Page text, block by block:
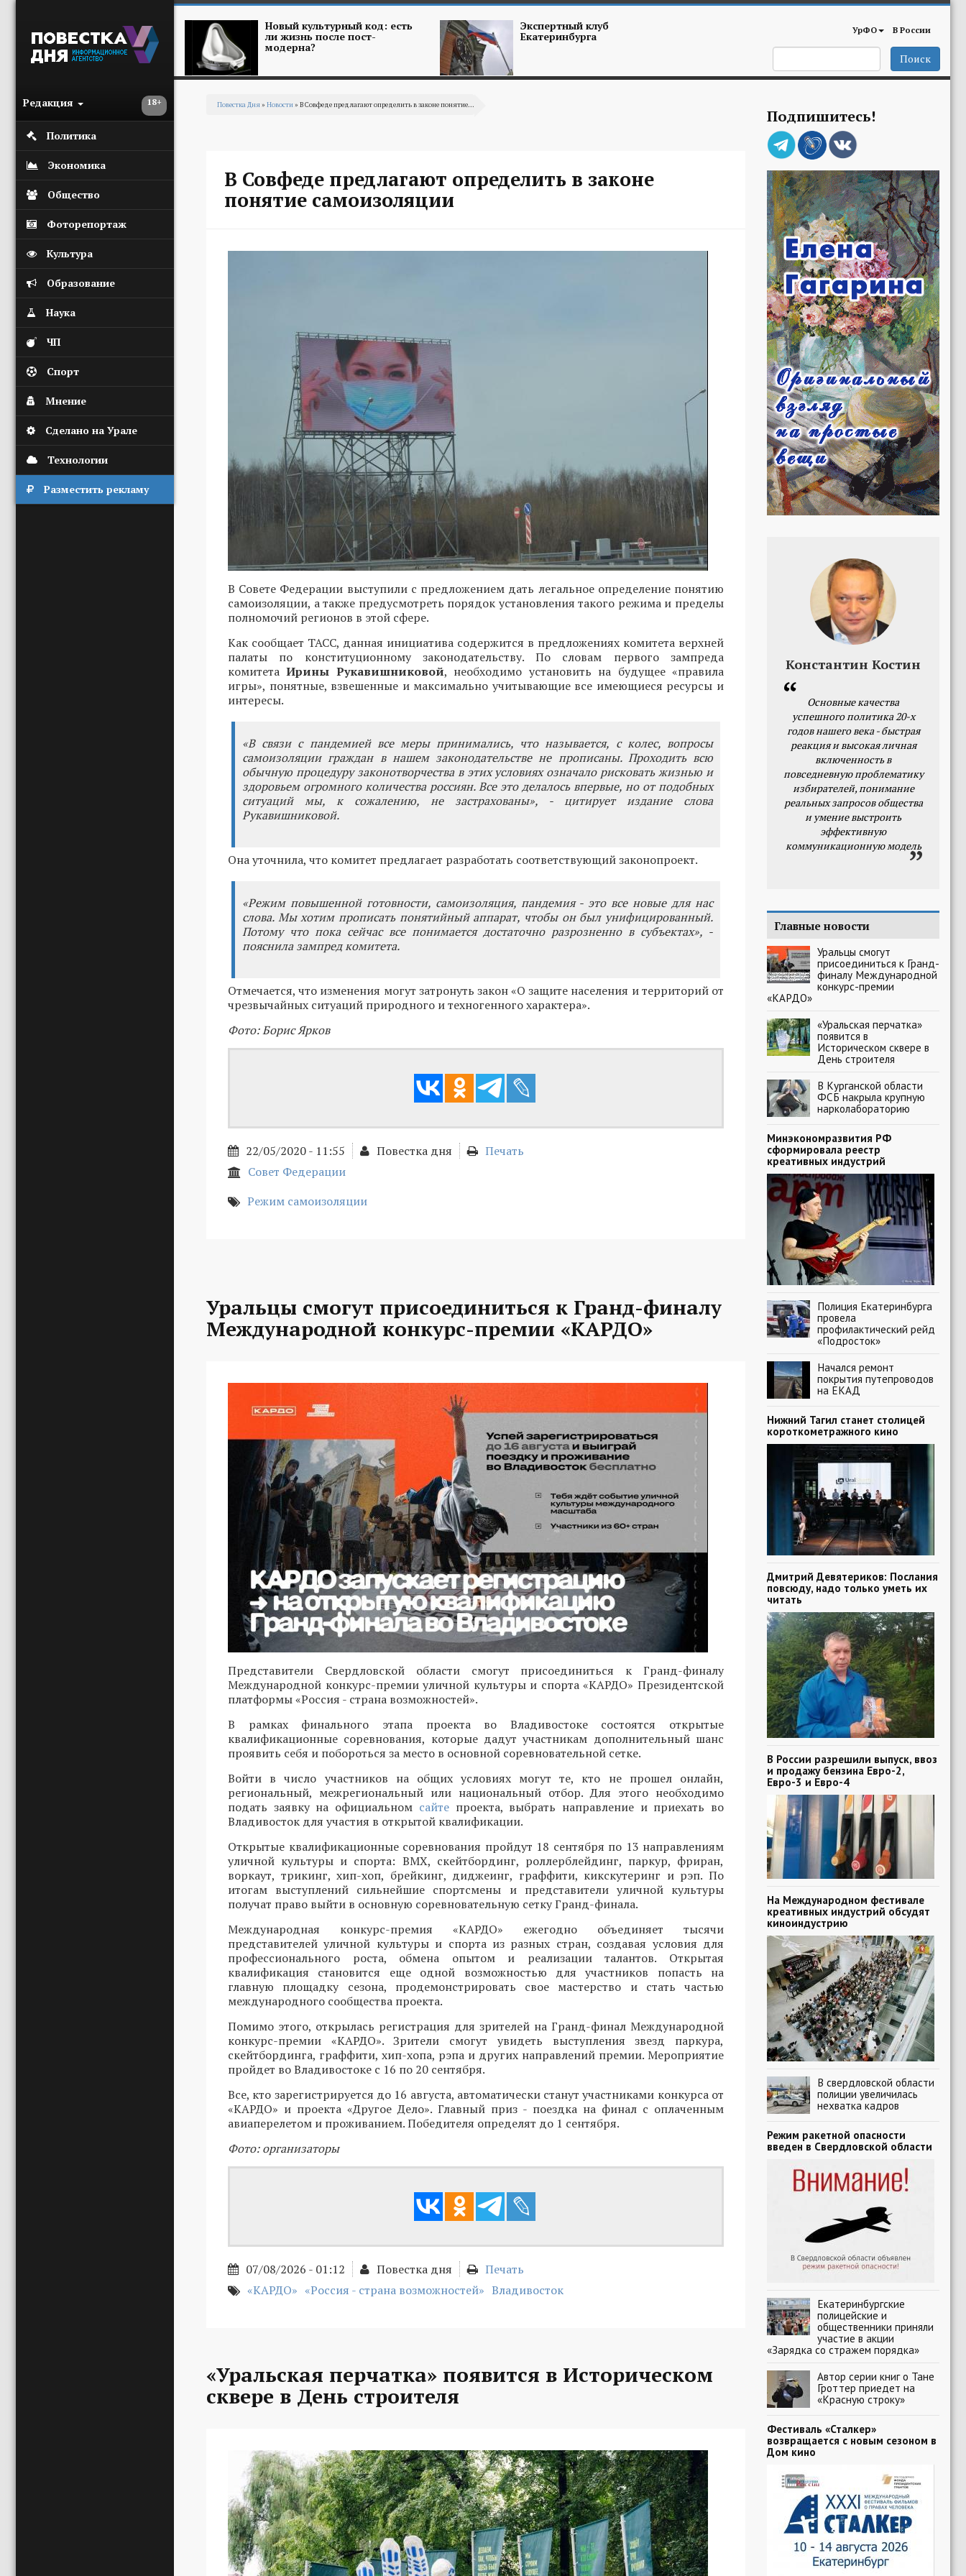
18+
Редакция
Политика
Экономика
Общество
Фоторепортаж
Культура
Образование
Наука
ЧП
Спорт
Мнение
Сделано на Урале
Технологии
Разместить рекламу
Новый культурный код: есть
ли жизнь после пост-
модерна?
Экспертный клуб
Екатеринбурга УрФО В России
Поиск
Повестка Дня» Новости» В Совфеде предлагают определить в законе понятие...
В Совфеде предлагают определить в законе
понятие самоизоляции
В Совете Федерации выступили с предложением дать легальное определение понятию
самоизоляции, а также предусмотреть порядок установления такого режима и пределы
полномочий регионов в этой сфере.
Как сообщает ТАСС, данная инициатива содержится в предложениях комитета верхней
палаты по конституционному законодательству. По словам первого зампреда
комитетаИрины Рукавишниковой, необходимо установить на будущее «правила
игры», понятные, взвешенные и максимально учитывающие все имеющиеся ресурсы и
интересы.
«В связи с пандемией все меры принимались, что называется, с колес, вопросы
самоизоляции граждан в нашем законодательстве не прописаны. Проходить всю
обычную процедуру законотворчества в этих условиях означало рисковать жизнью и
здоровьем огромного количества россиян. Все это делалось впервые, но от подобных
ситуаций мы, к сожалению, не застрахованы», - цитирует издание слова
Рукавишниковой.
Она уточнила, что комитет предлагает разработать соответствующий законопроект.
«Режим повышенной готовности, самоизоляция, пандемия - это все новые для нас
слова. Мы хотим прописать понятийный аппарат, чтобы он был унифицированный.
Потому что пока сейчас все понимается достаточно разрозненно в субъектах», -
пояснила зампред комитета.
Отмечается, что изменения могут затронуть закон «О защите населения и территорий от
чрезвычайных ситуаций природного и техногенного характера».
Фото: Борис Ярков
22/05/2020 - 11:55 Повестка дня
Печать
Совет Федерации
Режим самоизоляции
Уральцы смогут присоединиться к Гранд-финалу
Международной конкурс-премии «КАРДО»
Представители Свердловской области смогут присоединиться к Гранд-финалу
Международной конкурс-премии уличной культуры и спорта «КАРДО» Президентской
платформы «Россия - страна возможностей».
В рамках финального этапа проекта во Владивостоке состоятся открытые
квалификационные соревнования, которые дадут участникам дополнительный шанс
проявить себя и побороться за место в основной соревновательной сетке.
Войти в число участников на общих условиях могут те, кто не прошел онлайн,
региональный, межрегиональный или национальный отбор. Для этого необходимо
подать заявку на официальном сайтепроекта, выбрать направление и приехать во
Владивосток для участия в открытой квалификации.
Открытые квалификационные соревнования пройдут 18 сентября по 13 направлениям
уличной культуры и спорта: BMX, скейтбординг, роллерблейдинг, паркур, фриран,
воркаут, трикинг, хип-хоп, брейкинг, диджеинг, граффити, кикскутеринг и рэп. По
итогам выступлений сильнейшие спортсмены и представители уличной культуры
получат право выйти в основную соревновательную сетку Гранд-финала.
Международная конкурс-премия «КАРДО» ежегодно объединяет тысячи
представителей уличной культуры и спорта из разных стран, создавая условия для
профессионального роста, обмена опытом и реализации талантов. Открытая
квалификация становится еще одной возможностью для участников попасть на
главную площадку сезона, продемонстрировать свое мастерство и стать частью
международного сообщества проекта.
Помимо этого, открылась регистрация для зрителей на Гранд-финал Международной
конкурс-премии «КАРДО». Зрители смогут увидеть выступления звезд паркура,
скейтбординга, граффити, хип-хопа, рэпа и других направлений премии. Мероприятие
пройдет во Владивостоке с 16 по 20 сентября.
Все, кто зарегистрируется до 16 августа, автоматически станут участниками конкурса от
«КАРДО» и проекта «Другое Дело». Главный приз - поездка на финал с оплаченным
авиаперелетом и проживанием. Победителя определят до 1 сентября.
Фото: организаторы
07/08/2026 - 01:12 Повестка дня
Печать
«КАРДО» «Россия - страна возможностей» Владивосток
«Уральская перчатка» появится в Историческом
сквере в День строителя
Подпишитесь!
Константин Костин
Основные качества
успешного политика 20-х
годов нашего века - быстрая
реакция и высокая личная
включенность в
повседневную проблематику
избирателей, понимание
реальных запросов общества
и умение выстроить
эффективную
коммуникационную модель
Главные новости
Уральцы смогут
присоединиться к Гранд-
финалу Международной
конкурс-премии
«КАРДО»
«Уральская перчатка»
появится в
Историческом сквере в
День строителя
В Курганской области
ФСБ накрыла крупную
нарколабораторию
Минэкономразвития РФ
сформировала реестр
креативных индустрий
Полиция Екатеринбурга
провела
профилактический рейд
«Подросток»
Начался ремонт
покрытия путепроводов
на ЕКАД
Нижний Тагил станет столицей
короткометражного кино
Дмитрий Девятериков: Послания
повсюду, надо только уметь их
читать
В России разрешили выпуск, ввоз
и продажу бензина Евро-2,
Евро-3 и Евро-4
На Международном фестивале
креативных индустрий обсудят
киноиндустрию
В свердловской области
полиции увеличилась
нехватка кадров
Режим ракетной опасности
введен в Свердловской области
Екатеринбургские
полицейские и
общественники приняли
участие в акции
«Зарядка со стражем порядка»
Автор серии книг о Тане
Гроттер приедет на
«Красную строку»
Фестиваль «Сталкер»
возвращается с новым сезоном в
Дом кино